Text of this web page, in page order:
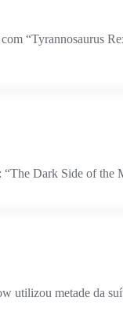
“Tyrannosaurus
“The Dark Side of
utilizou metade da